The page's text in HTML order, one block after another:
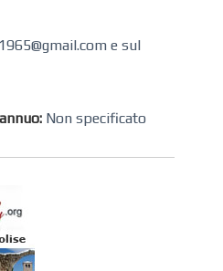
e sul
Non specificato